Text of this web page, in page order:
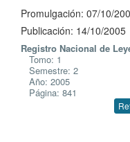
Promulgación: 07/10/
Publicación: 14/10/2005
Registro Nacional de
Tomo: 1
Semestre: 2
Año: 2005
Página: 841